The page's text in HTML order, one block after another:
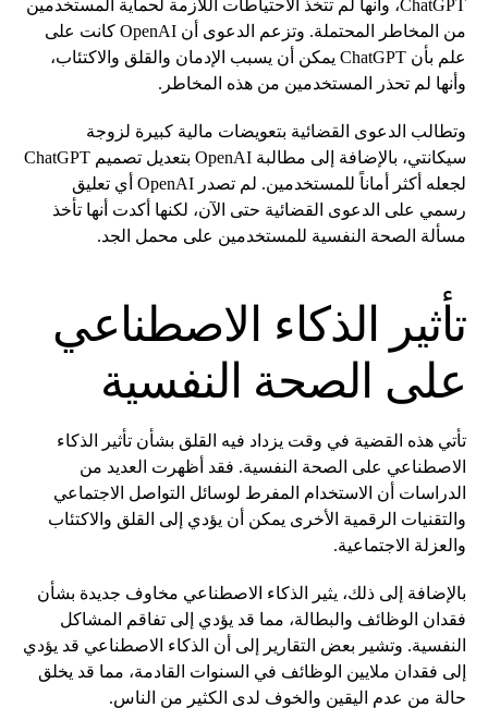
ChatGPT، وأنها لم تتخذ الاحتياطات اللازمة لحماية المستخدمين
من المخاطر المحتملة. وتزعم الدعوى أن OpenAI كانت على
علم بأن ChatGPT يمكن أن يسبب الإدمان والقلق والاكتئاب،
وأنها لم تحذر المستخدمين من هذه المخاطر.
وتطالب الدعوى القضائية بتعويضات مالية كبيرة لزوجة
سيكانتي، بالإضافة إلى مطالبة OpenAI بتعديل تصميم ChatGPT
لجعله أكثر أماناً للمستخدمين. لم تصدر OpenAI أي تعليق
رسمي على الدعوى القضائية حتى الآن، لكنها أكدت أنها تأخذ
مسألة الصحة النفسية للمستخدمين على محمل الجد.
تأثير الذكاء الاصطناعي
على الصحة النفسية
تأتي هذه القضية في وقت يزداد فيه القلق بشأن تأثير الذكاء
الاصطناعي على الصحة النفسية. فقد أظهرت العديد من
الدراسات أن الاستخدام المفرط لوسائل التواصل الاجتماعي
والتقنيات الرقمية الأخرى يمكن أن يؤدي إلى القلق والاكتئاب
والعزلة الاجتماعية.
بالإضافة إلى ذلك، يثير الذكاء الاصطناعي مخاوف جديدة بشأن
فقدان الوظائف والبطالة، مما قد يؤدي إلى تفاقم المشاكل
النفسية. وتشير بعض التقارير إلى أن الذكاء الاصطناعي قد يؤدي
إلى فقدان ملايين الوظائف في السنوات القادمة، مما قد يخلق
حالة من عدم اليقين والخوف لدى الكثير من الناس.